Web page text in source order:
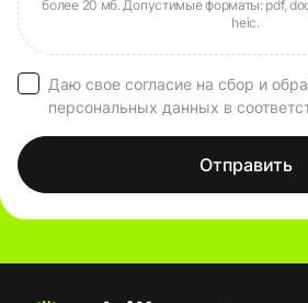
Даю свое согласие на сбор и
персональных данных в
Отправить